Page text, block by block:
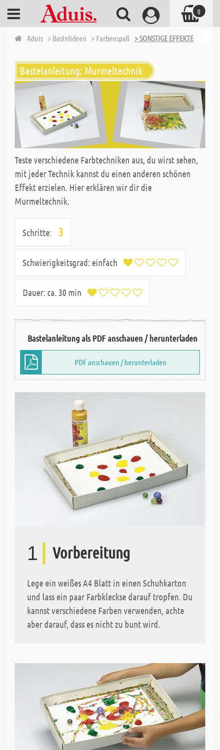
Aduis > Bastelideen > Farbenspaß > SONSTIGE EFFEKTE
Bastelanleitung: Murmeltechnik
Teste verschiedene Farbtechniken aus, du wirst sehen,
mit jeder Technik kannst du einen anderen schönen
Effekt erzielen. Hier erklären wir dir die
Murmeltechnik.
Schritte: 3
Schwierigkeitsgrad: einfach
Dauer: ca. 30 min
Bastelanleitung als PDF anschauen / herunterladen
PDF anschauen / herunterladen
1 Vorbereitung
Lege ein weißes A4 Blatt in einen Schuhkarton
und lass ein paar Farbkleckse darauf tropfen. Du
kannst verschiedene Farben verwenden, achte
aber darauf, dass es nicht zu bunt wird.
0